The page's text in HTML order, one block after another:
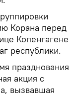
Корана перед
Копенгагене
республики.
празднования
акция с
вызвавшая